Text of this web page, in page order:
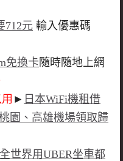
712元 輸入優惠碼
免換卡隨時隨地上網
► 日本WiFi機租借
園、高雄機場領取歸
全世界用UBER坐車都